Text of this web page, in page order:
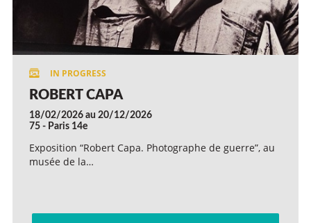
ROBERT CAPA
18/02/2026 au 20/12/2026
75 - Paris 14e
Exposition “Robert Capa. Photographe de guerre”, au
musée de la…